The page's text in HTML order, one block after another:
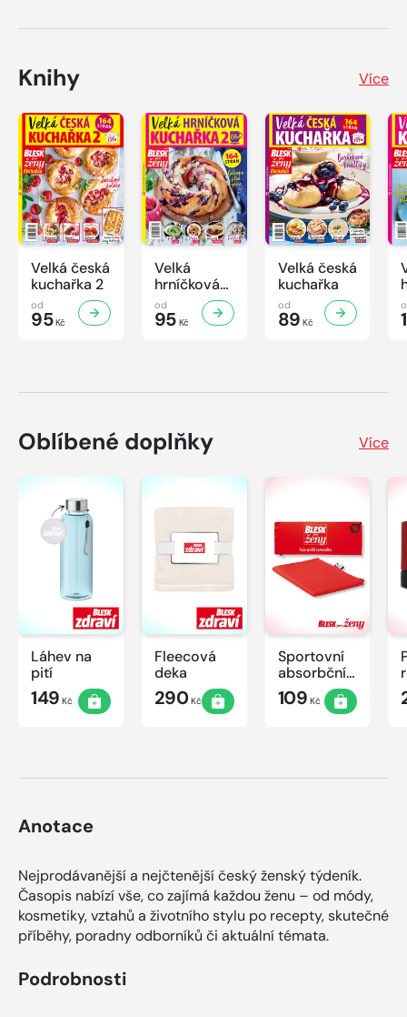
Knihy Více
Velká česká
kuchařka 2
od
95Kč
Velká
hrníčková
kuchařka II
od
95Kč
Velká česká
kuchařka
od
89 Kč
Oblíbené doplňky Více
Láhev na
pití
149 Kč
Fleecová
deka
290Kč
Sportovní
absorbční
ručník
109 Kč
Anotace
Nejprodávanější a nejčtenější český ženský týdeník.
Časopis nabízí vše, co zajímá každou ženu – od módy,
kosmetiky, vztahů a životního stylu po recepty, skutečné
příběhy, poradny odborníků či aktuální témata.
Podrobnosti